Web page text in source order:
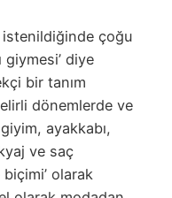
istenildiğinde çoğu
giymesi’ diye
bir tanım
dönemlerde ve
ayakkabı,
ve saç
olarak